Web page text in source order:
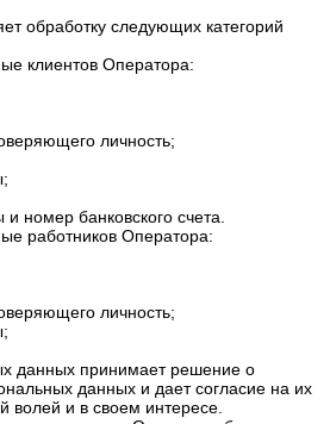
обработку следующих категорий
клиентов Оператора:
личность;
номер банковского счета.
работников Оператора:
личность;
данных принимает решение о
данных и дает согласие на их
волей и в своем интересе.